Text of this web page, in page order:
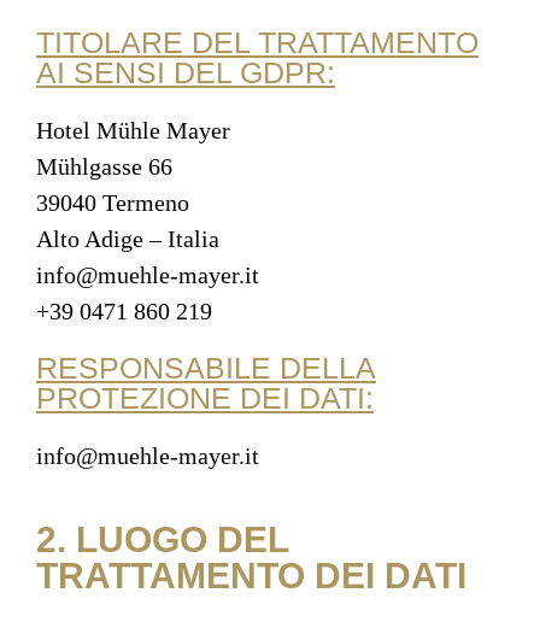
TITOLARE DEL TRATTAMENTO
AI SENSI DEL GDPR:
Hotel Mühle Mayer
Mühlgasse 66
39040 Termeno
Alto Adige – Italia
info@muehle-mayer.it
+39 0471 860 219
RESPONSABILE DELLA
PROTEZIONE DEI DATI:
info@muehle-mayer.it
2. LUOGO DEL
TRATTAMENTO DEI DATI